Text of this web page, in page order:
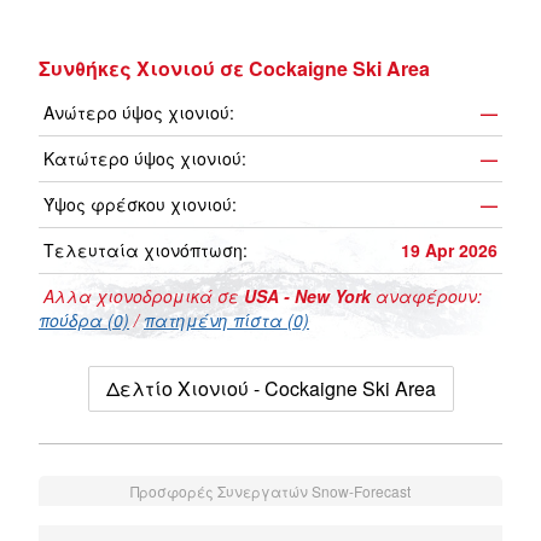
Συνθήκες Χιονιού σε Cockaigne Ski Area
Ανώτερο ύψος χιονιού:
—
Κατώτερο ύψος χιονιού:
—
Ύψος φρέσκου χιονιού:
—
Τελευταία χιονόπτωση:
19 Apr 2026
Αλλα χιονοδρομικά σεUSA - New Yorkαναφέρουν:
πούδρα (0) /πατημένη πίστα (0)
Δελτίο Χιονιού - Cockaigne Ski Area
Προσφορές Συνεργατών Snow-Forecast